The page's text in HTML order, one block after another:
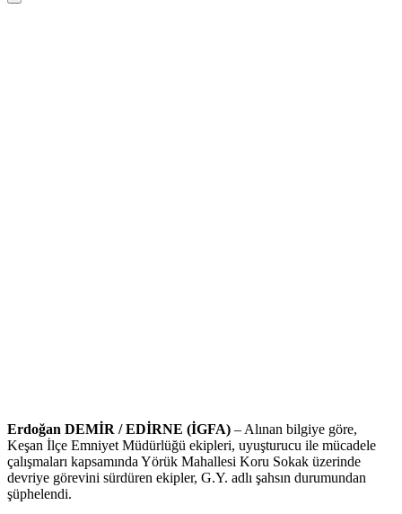
Erdoğan DEMİR / EDİRNE (İGFA) – Alınan bilgiye göre,
Keşan İlçe Emniyet Müdürlüğü ekipleri, uyuşturucu ile mücadele
çalışmaları kapsamında Yörük Mahallesi Koru Sokak üzerinde
devriye görevini sürdüren ekipler, G.Y. adlı şahsın durumundan
şüphelendi.